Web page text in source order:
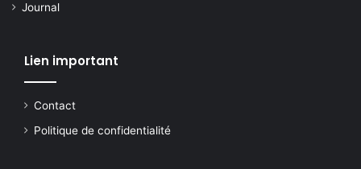
Journal
Lien important
Contact
Politique de confidentialité